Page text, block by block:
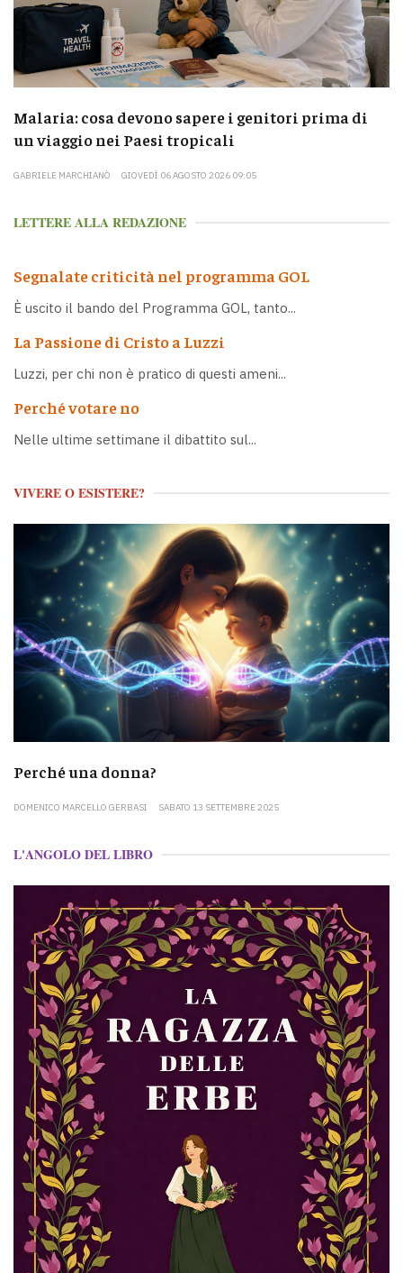
Malaria: cosa devono sapere i genitori prima di
un viaggio nei Paesi tropicali
GABRIELE MARCHIANÒ GIOVEDÌ 06 AGOSTO 2026 09:05
LETTERE ALLA REDAZIONE
Segnalate criticità nel programma GOL
È uscito il bando del Programma GOL, tanto...
La Passione di Cristo a Luzzi
Luzzi, per chi non è pratico di questi ameni...
Perché votare no
Nelle ultime settimane il dibattito sul...
VIVERE O ESISTERE?
Perché una donna?
DOMENICO MARCELLO GERBASI SABATO 13 SETTEMBRE 2025
L'ANGOLO DEL LIBRO